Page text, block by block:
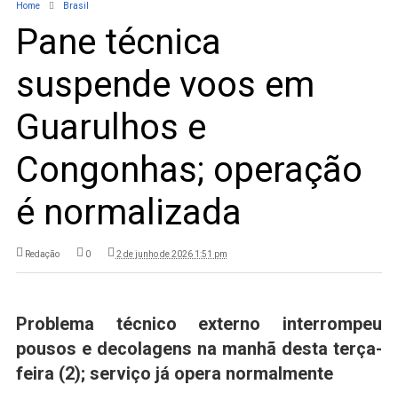
Home Brasil
Pane técnica
suspende voos em
Guarulhos e
Congonhas; operação
é normalizada
Redação 0 2 de junho de 2026 1:51 pm
Problema técnico externo interrompeu
pousos e decolagens na manhã desta terça-
feira (2); serviço já opera normalmente